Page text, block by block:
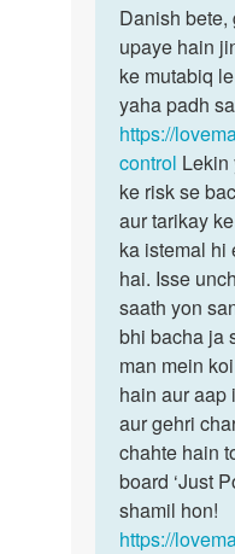
to
Kya
karo
ki
larki
by
Danish
Danish
bete,
garbhnirodhan…
Danish
upaye hain
ke mutabiq
yaha padh
https://
control Lekin
ke risk se
aur tarikay
ka istemal hi
hai. Isse
saath yon
bhi bacha ja
man mein
hain aur aap
aur gehri
chahte hain
board ‘Just
shamil hon!
https://